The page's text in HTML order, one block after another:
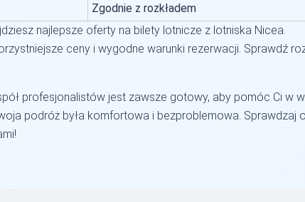
Zgodnie z rozkładem
najlepsze oferty na bilety lotnicze z lotniska Nicea.
ceny i wygodne warunki rezerwacji. Sprawdź
profesjonalistów jest zawsze gotowy, aby pomóc Ci w
podróż była komfortowa i bezproblemowa. Sprawdzaj